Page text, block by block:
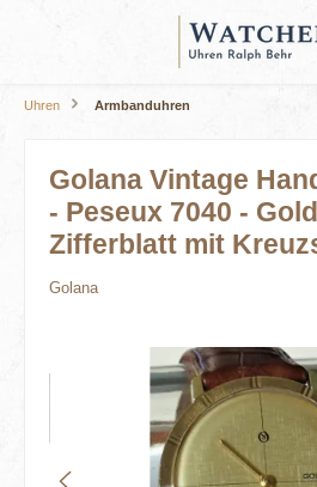
Uhren Armbanduhren
Golana Vintage
- Peseux 7040 -
Zifferblatt mit
Golana
Bildergalerie überspringen